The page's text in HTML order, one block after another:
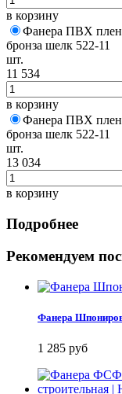
в корзину
Фанера ПВХ
бронза шелк 522-11
шт.
11 534
в корзину
Фанера ПВХ
бронза шелк 522-11
шт.
13 034
в корзину
Подробнее
Рекомендуем
Фанера
1 285 руб